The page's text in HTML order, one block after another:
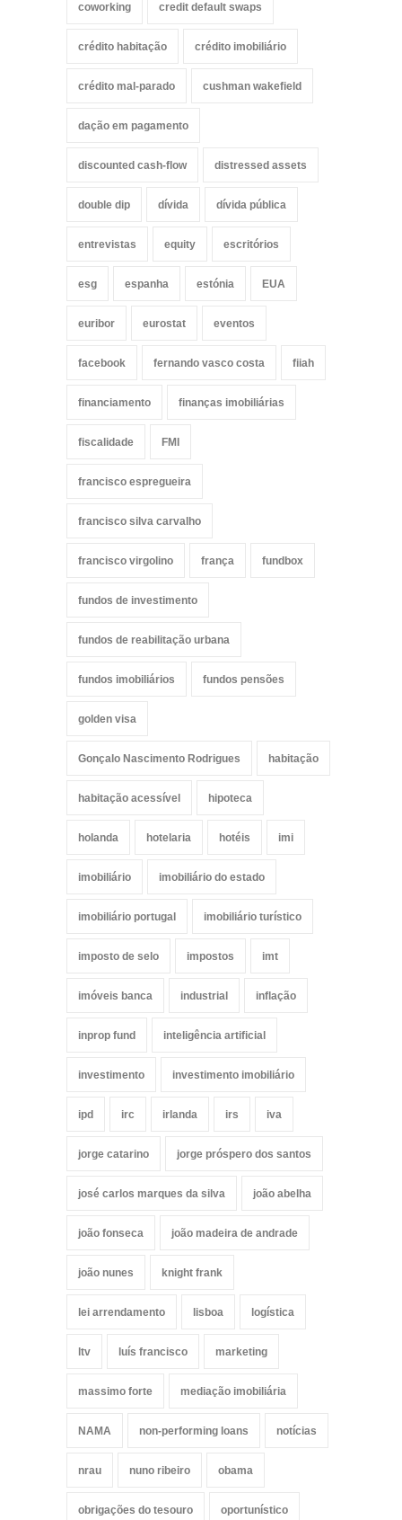
coworking credit default swaps
crédito habitação crédito imobiliário
crédito mal-parado cushman wakefield
dação em pagamento
discounted cash-flow distressed assets
double dip dívida dívida pública
entrevistas equity escritórios
esg espanha estónia EUA
euribor eurostat eventos
facebook fernando vasco costa fiiah
financiamento finanças imobiliárias
fiscalidade FMI
francisco espregueira
francisco silva carvalho
francisco virgolino frança fundbox
fundos de investimento
fundos de reabilitação urbana
fundos imobiliários fundos pensões
golden visa
Gonçalo Nascimento Rodrigues habitação
habitação acessível hipoteca
holanda hotelaria hotéis imi
imobiliário imobiliário do estado
imobiliário portugal imobiliário turístico
imposto de selo impostos imt
imóveis banca industrial inflação
inprop fund inteligência artificial
investimento investimento imobiliário
ipd irc irlanda irs iva
jorge catarino jorge próspero dos santos
josé carlos marques da silva joão abelha
joão fonseca joão madeira de andrade
joão nunes knight frank
lei arrendamento lisboa logística
ltv luís francisco marketing
massimo forte mediação imobiliária
NAMA non-performing loans notícias
nrau nuno ribeiro obama
obrigações do tesouro oportunístico